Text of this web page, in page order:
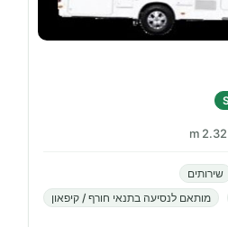
שירותים
מותאם לנסיעה בתנאי חורף / קיפאון